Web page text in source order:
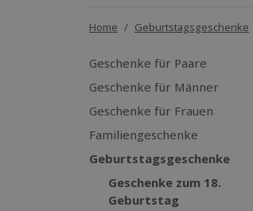
Home / Geburtstagsgeschenke
Geschenke für Paare
Geschenke für Männer
Geschenke für Frauen
Familiengeschenke
Geburtstagsgeschenke
Geschenke zum 18.
Geburtstag